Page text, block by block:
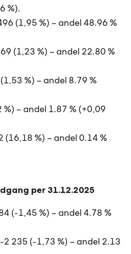
%).
(1,95 %) – andel 48.96 %
(1,23 %) – andel 22.80 %
%) – andel 8.79 %
%) – andel 1.87 % (+0,09
(16,18 %) – andel 0.14 %
per 31.12.2025
(-1,45 %) – andel 4.78 %
235 (-1,73 %) – andel 2.13